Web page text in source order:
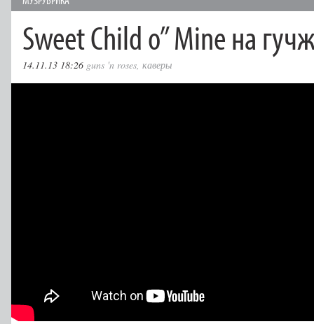
Sweet Child o” Mine на
14.11.13 18:26 guns 'n roses, каверы